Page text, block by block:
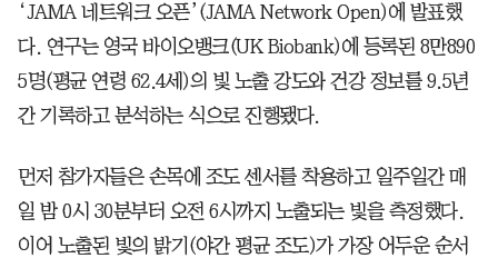
‘JAMA 네트워크 오픈’(JAMA Network Open)에 발표했
다. 연구는 영국 바이오뱅크(UK Biobank)에 등록된 8만890
5명(평균 연령 62.4세)의 빛 노출 강도와 건강 정보를 9.5년
간 기록하고 분석하는 식으로 진행됐다.
먼저 참가자들은 손목에 조도 센서를 착용하고 일주일간 매
일 밤 0시 30분부터 오전 6시까지 노출되는 빛을 측정했다.
이어 노출된 빛의 밝기(야간 평균 조도)가 가장 어두운 순서